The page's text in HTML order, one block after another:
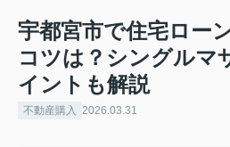
宇都宮市で住宅ロー
コツは？シングルマ
イントも解説
不動産購入 2026.03.31